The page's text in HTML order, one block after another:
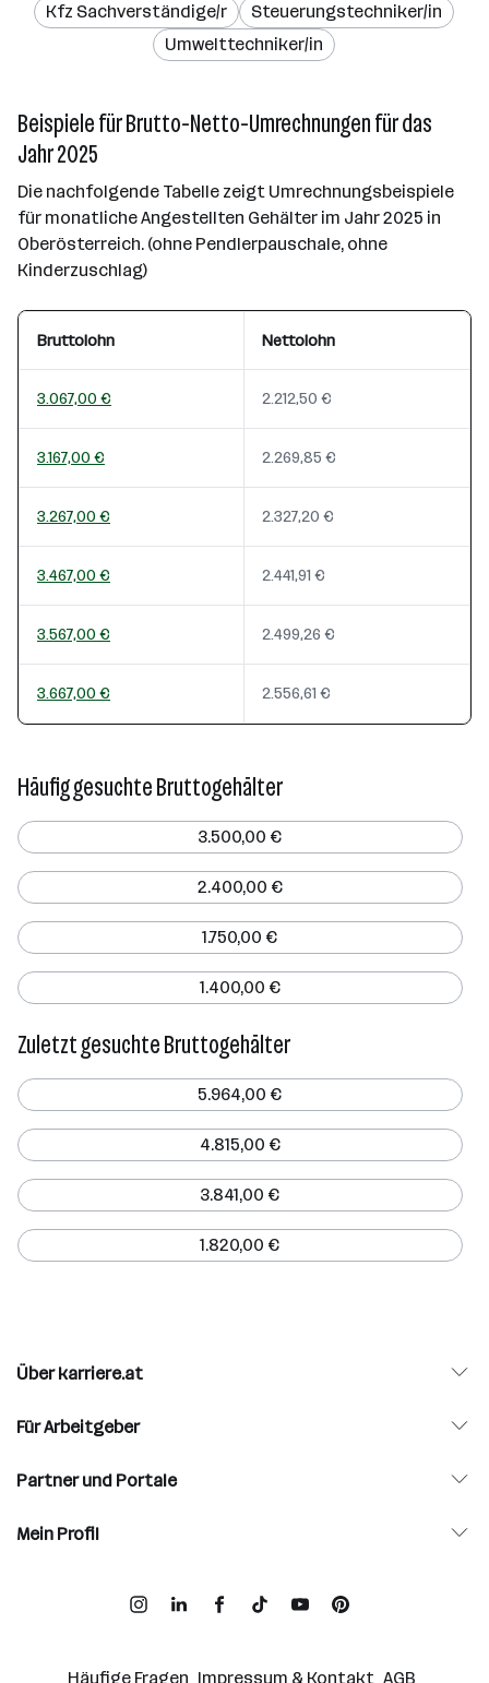
Kfz Sachverständige/r
Steuerungstechniker/in
Umwelttechniker/in
Beispiele für Brutto-Netto-Umrechnungen für das
Jahr 2025
Die nachfolgende Tabelle zeigt Umrechnungsbeispiele
für monatliche Angestellten Gehälter im Jahr 2025 in
Oberösterreich. (ohne Pendlerpauschale, ohne
Kinderzuschlag)
Bruttolohn Nettolohn
3.067,00 € 2.212,50 €
3.167,00 € 2.269,85 €
3.267,00 € 2.327,20 €
3.467,00 € 2.441,91 €
3.567,00 € 2.499,26 €
3.667,00 € 2.556,61 €
Häufig gesuchte Bruttogehälter
3.500,00 €
2.400,00 €
1.750,00 €
1.400,00 €
Zuletzt gesuchte Bruttogehälter
5.964,00 €
4.815,00 €
3.841,00 €
1.820,00 €
Über karriere.at
Für Arbeitgeber
Partner und Portale
Mein Profil
Häufige Fragen Impressum & Kontakt AGB